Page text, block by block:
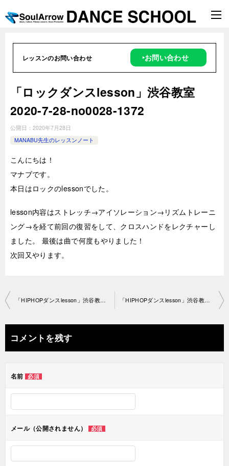
レッスンのお問い合わせ ‣お問い合わせ
「ロックダンスlesson」渋谷教室
2020-7-28-­no0028-1372
公開日： 2020年7月28日
MANABU先生のレッスンノート
こんにちは！
マナブです。
本日はロックのlessonでした。
lesson内容はストレッチ→アイソレーション→リズムトレーニ
ング→を経て前回の復習をして、クロスハンドをレクチャーし
ました。 最後は曲で何度もやりました！
次回又やります。
投
ナ
ビ
ー
ン
「HIPHOPダンスlesson」渋谷教室 2020-7-26-­no0028 「HIPHOPダンスlesson」渋谷教室 2020-7-28-­no0028-1195
コメントを残す
名前 必須
メール（公開されません） 必須